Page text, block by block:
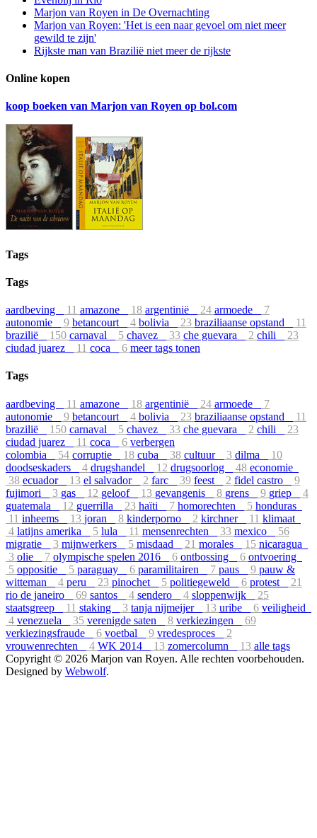
Marjon van Royen in De Overnachting
Marjon van Royen: 'Het is een naar gevoel om niet meer
gewild te zijn'
Rijkste man van Brazilië niet meer de rijkste
Online kopen
koop boeken van Marjon van Royen op bol.com
Tags
Tags
aardbeving 11 amazone 18 argentinië 24 armoede
7
autonomie
9 betancourt 4 bolivia 23 braziliaanse opstand
11
brazilië
150 carnaval 5 chavez 33 che guevara 2 chili
23
ciudad juarez
11 coca 6 meer tags tonen
Tags
aardbeving 11 amazone 18 argentinië 24 armoede
7
autonomie
9 betancourt 4 bolivia 23 braziliaanse opstand
11
brazilië
150 carnaval 5 chavez 33 che guevara 2 chili
23
ciudad juarez
11 coca 6 verbergen
colombia
54 corruptie 18 cuba 38 cultuur 3 dilma
10
doodseskaders
4 drugshandel 12 drugsoorlog 48 economie
38 ecuador 13 el salvador 2 farc 39 feest 2 fidel castro
9
fujimori
3 gas 12 geloof 13 gevangenis 8 grens 9 griep
4
guatemala
12 guerrilla 23 haïti 7 homorechten 5 honduras
11 inheems 13 joran 8 kinderporno 2 kirchner 11 klimaat
4 latijns amerika 5 lula 11 mensenrechten 33 mexico
56
migratie
3 mijnwerkers 5 misdaad 21 morales 15 nicaragua
3 olie 7 olympische spelen 2016 6 ontbossing 6 ontvoering
5 oppositie 5 paraguay 6 paramilitairen 7 paus 9 pauw &
witteman
4 peru 23 pinochet 5 politiegeweld 6 protest
21
rio de janeiro
69 santos 4 sendero 4 sloppenwijk
25
staatsgreep
11 staking 3 tanja nijmeijer 13 uribe 6 veiligheid
4 venezuela 35 verenigde saten 8 verkiezingen
69
verkiezingsfraude
6 voetbal 9 vredesproces
2
vrouwenrechten
4 WK 2014 13 zomercolumn 13 alle tags
Copyright © 2026 Marjon van Royen. Alle rechten voorbehouden.
Designed by Webwolf.